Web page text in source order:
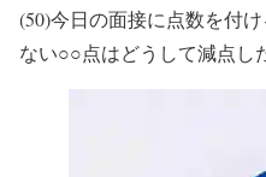
(50)今日の面接に点数を付
ない○○点はどうして減点し